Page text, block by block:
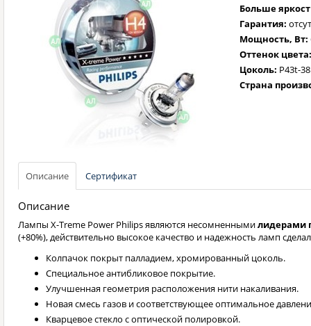
Больше
Гарантия:
Мощность, Вт:
Оттенок
Цоколь: P43t-38
Страна
Описание Сертификат
Описание
Лампы X-Treme Power Philips являются несомненнымилидерами
(+80%), действительно высокое качество и надежность ламп
Колпачок покрыт палладием, хромированный цоколь.
Специальное антибликовое покрытие.
Улучшенная геометрия расположения нити накаливания.
Новая смесь газов и соответствующее оптимальное
Кварцевое стекло с оптической полировкой.